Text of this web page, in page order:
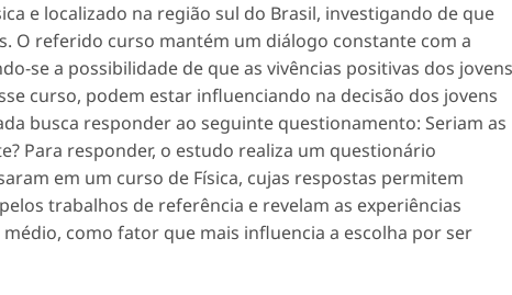
e localizado na região sul do Brasil, investigando de que
O referido curso mantém um diálogo constante com a
se a possibilidade de que as vivências positivas dos jovens
curso, podem estar influenciando na decisão dos jovens
busca responder ao seguinte questionamento: Seriam as
Para responder, o estudo realiza um questionário
em um curso de Física, cujas respostas permitem
trabalhos de referência e revelam as experiências
como fator que mais influencia a escolha por ser